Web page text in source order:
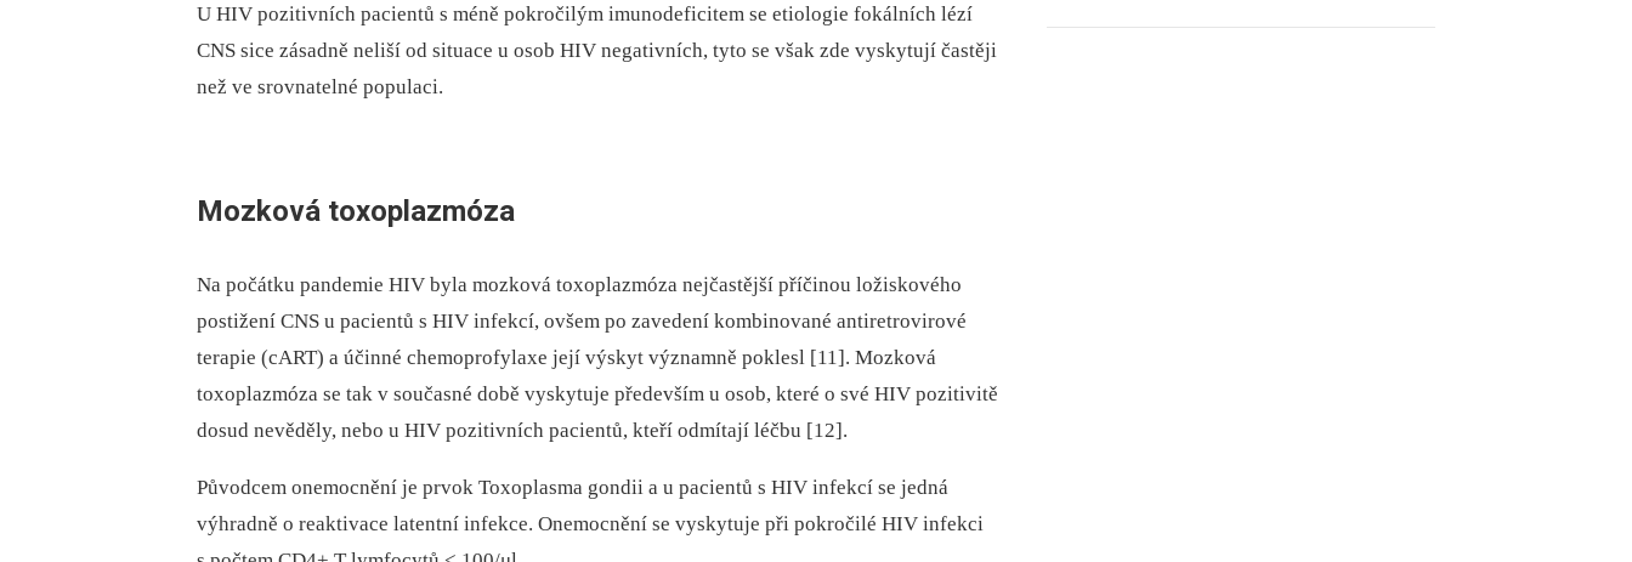
U HIV pozitivních pacientů s méně pokročilým imunodeficitem se etiologie fokálních lézí
CNS sice zásadně neliší od situace u osob HIV negativních, tyto se však zde vyskytují častěji
než ve srovnatelné populaci.
Mozková toxoplazmóza
Na počátku pandemie HIV byla mozková toxoplazmóza nejčastější příčinou ložiskového
postižení CNS u pacientů s HIV infekcí, ovšem po zavedení kombinované antiretrovirové
terapie (cART) a účinné chemoprofylaxe její výskyt významně poklesl [11]. Mozková
toxoplazmóza se tak v současné době vyskytuje především u osob, které o své HIV pozitivitě
dosud nevěděly, nebo u HIV pozitivních pacientů, kteří odmítají léčbu [12].
Původcem onemocnění je prvok ­Toxoplasma gondii a u pacientů s HIV infekcí se jedná
výhradně o reaktivace latentní infekce. Onemocnění se vyskytuje při pokročilé HIV infekci